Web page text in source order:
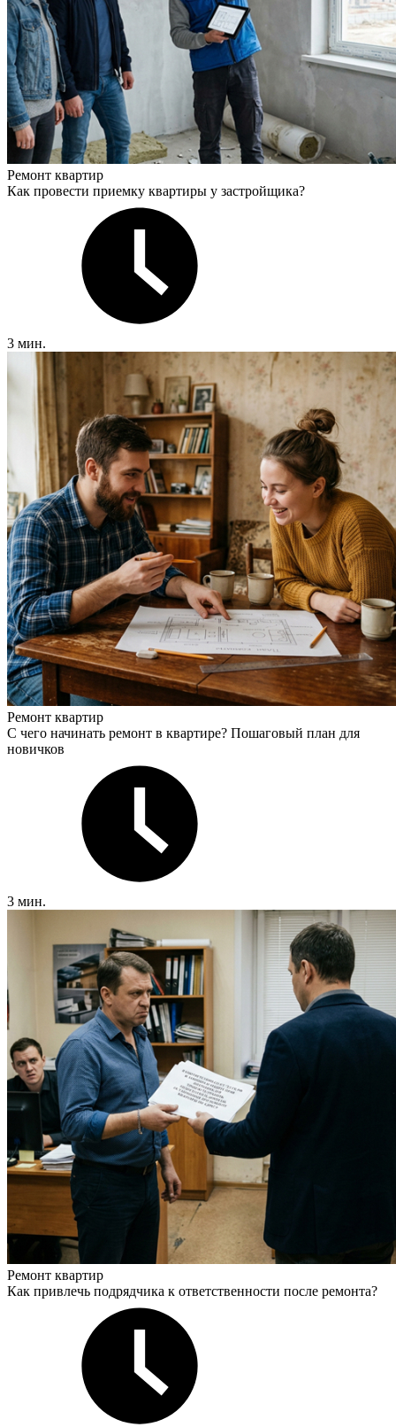
Ремонт квартир
Как провести приемку квартиры у застройщика?
3 мин.
Ремонт квартир
С чего начинать ремонт в квартире? Пошаговый план для
новичков
3 мин.
Ремонт квартир
Как привлечь подрядчика к ответственности после ремонта?